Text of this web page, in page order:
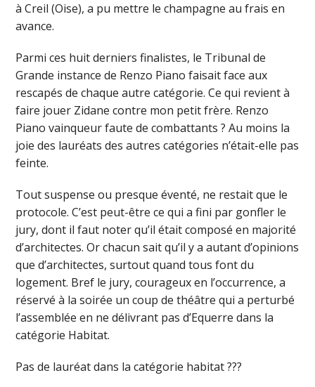
à Creil (Oise), a pu mettre le champagne au frais en
avance.
Parmi ces huit derniers finalistes, le Tribunal de
Grande instance de Renzo Piano faisait face aux
rescapés de chaque autre catégorie. Ce qui revient à
faire jouer Zidane contre mon petit frère. Renzo
Piano vainqueur faute de combattants ? Au moins la
joie des lauréats des autres catégories n’était-elle pas
feinte.
Tout suspense ou presque éventé, ne restait que le
protocole. C’est peut-être ce qui a fini par gonfler le
jury, dont il faut noter qu’il était composé en majorité
d’architectes. Or chacun sait qu’il y a autant d’opinions
que d’architectes, surtout quand tous font du
logement. Bref le jury, courageux en l’occurrence, a
réservé à la soirée un coup de théâtre qui a perturbé
l’assemblée en ne délivrant pas d’Equerre dans la
catégorie Habitat.
Pas de lauréat dans la catégorie habitat ???